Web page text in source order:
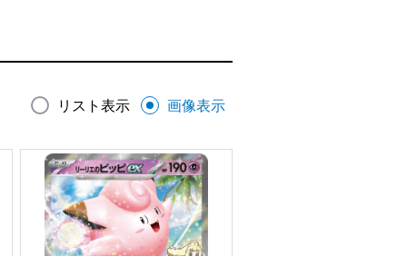
リスト表示 画像表示